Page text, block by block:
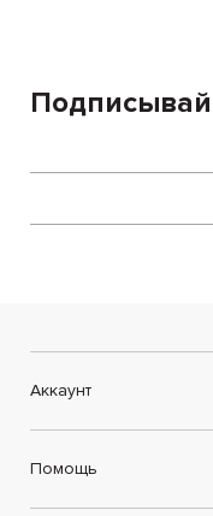
Аккаунт
Помощь